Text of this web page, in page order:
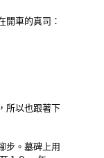
車的真司：
以也跟著下
步。墓碑上用